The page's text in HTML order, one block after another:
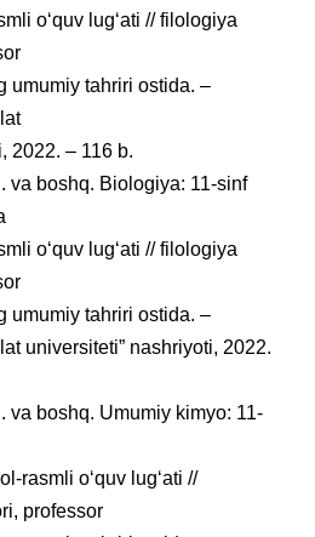
oʻquv lugʻati // filologiya
umumiy tahriri ostida. –
2022. – 116 b.
va boshq. Biologiya: 11-sinf
oʻquv lugʻati // filologiya
umumiy tahriri ostida. –
universiteti” nashriyoti, 2022.
va boshq. Umumiy kimyo: 11-
rasmli oʻquv lugʻati //
professor